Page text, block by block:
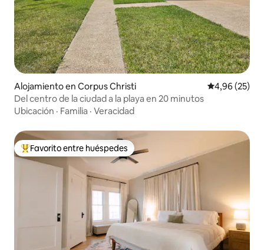
Alojamiento en Corpus Christi Calificación
4,96 (25)
Del centro de la ciudad a la playa en 20 minutos
Ubicación · Familia · Veracidad
Favorito entre los huéspedes más destacados
Favorito entre huéspedes